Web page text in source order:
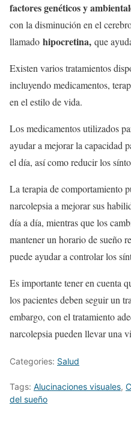
factores genéticos y
con la disminución en el
llamado hipocretina, que
Existen varios tratamientos
incluyendo medicamentos,
en el estilo de vida.
Los medicamentos utilizados
ayudar a mejorar la capacidad
el día, así como reducir los
La terapia de comportamiento
narcolepsia a mejorar sus
día a día, mientras que los
mantener un horario de sueño
puede ayudar a controlar los
Es importante tener en cuenta
los pacientes deben seguir un
embargo, con el tratamiento
narcolepsia pueden llevar una
Categories: Salud
Tags: Alucinaciones visuales,
del sueño